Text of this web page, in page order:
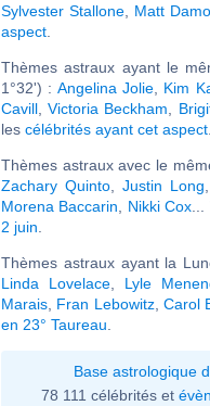
Sylvester Stallone, Matt
aspect
Thèmes astraux ayant le
1°32') : Angelina Jolie Kim
Cavill ,Victoria Beckham
les célébrités ayant cet aspect
Thèmes astraux avec le
Zachary Quinto
Justin Long
Morena Baccarin
Nikki Cox
2 juin
Thèmes astraux ayant la
Linda Lovelace
Lyle
Marais Fran Lebowitz,Carol
en 23° Taureau
Base astrologique
78 111 célébrités et